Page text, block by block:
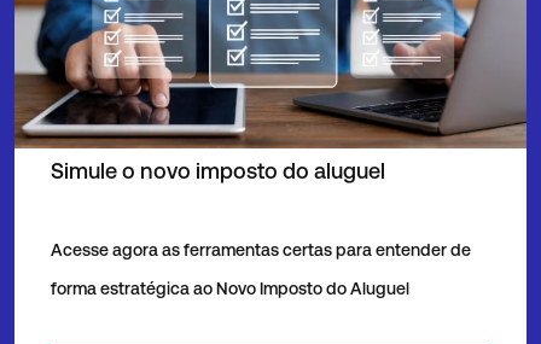
Simule o novo imposto do aluguel
Acesse agora as ferramentas certas para entender de
forma estratégica ao Novo Imposto do Aluguel